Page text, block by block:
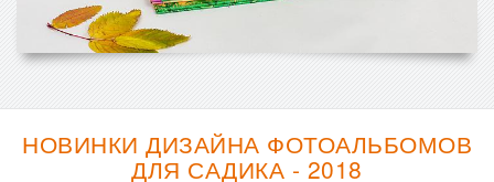
НОВИНКИ ДИЗАЙНА ФОТОАЛЬБОМОВ
ДЛЯ САДИКА - 2018